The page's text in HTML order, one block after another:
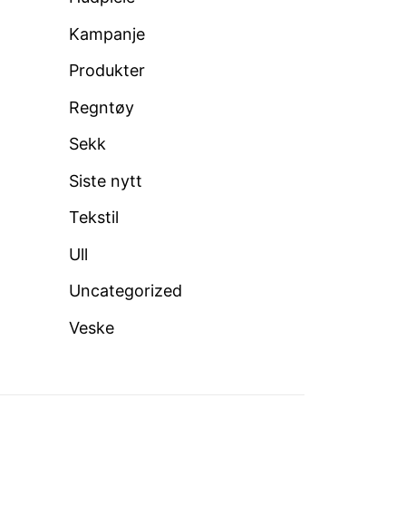
Kampanje
Produkter
Regntøy
Sekk
Siste nytt
Tekstil
Ull
Uncategorized
Veske